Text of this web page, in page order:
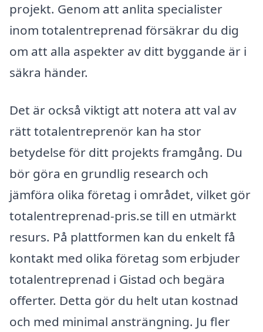
projekt. Genom att anlita specialister
inom totalentreprenad försäkrar du dig
om att alla aspekter av ditt byggande är i
säkra händer.
Det är också viktigt att notera att val av
rätt totalentreprenör kan ha stor
betydelse för ditt projekts framgång. Du
bör göra en grundlig research och
jämföra olika företag i området, vilket gör
totalentreprenad-pris.se till en utmärkt
resurs. På plattformen kan du enkelt få
kontakt med olika företag som erbjuder
totalentreprenad i Gistad och begära
offerter. Detta gör du helt utan kostnad
och med minimal ansträngning. Ju fler